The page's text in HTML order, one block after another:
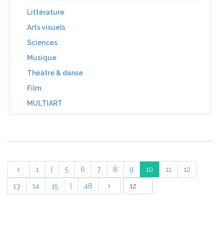
Littérature
Arts visuels
Sciences
Musique
Théâtre & danse
Film
MULTIART
1 5 6 7 8 9 10 11 12
13 14 15 48